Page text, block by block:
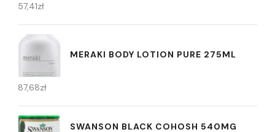
57,41zł
MERAKI BODY LOTION PURE 275ML
87,68zł
SWANSON BLACK COHOSH 540MG